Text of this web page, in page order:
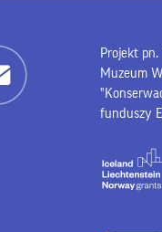
Projekt
Muzeum
funduszy